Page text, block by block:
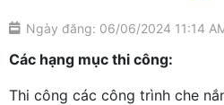
Ngày đăng: 06/06/2024 11:14
Các hạng mục thi công:
Thi công các công trình che